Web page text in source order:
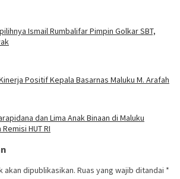
Ismail Rumbalifar Pimpin Golkar SBT,
Positif Kepala Basarnas Maluku M. Arafah
dan Lima Anak Binaan di Maluku
HUT RI
akan dipublikasikan. Ruas yang wajib ditandai *